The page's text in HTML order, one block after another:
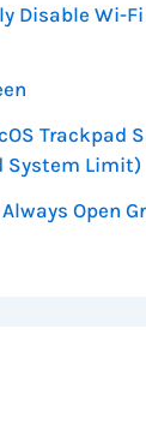
Disable Wi-Fi
Trackpad
System Limit)
Open